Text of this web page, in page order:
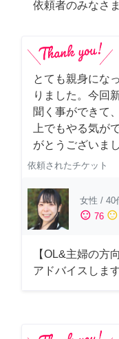
依頼者のみなさ
とても親身にな
りました。今回
聞く事ができて
上でもやる気が
がとうございまし
依頼されたチケット
女性 / 40
sentiment_satisfied 76 sentiment_neutral
【OL&主婦の方
アドバイスしま